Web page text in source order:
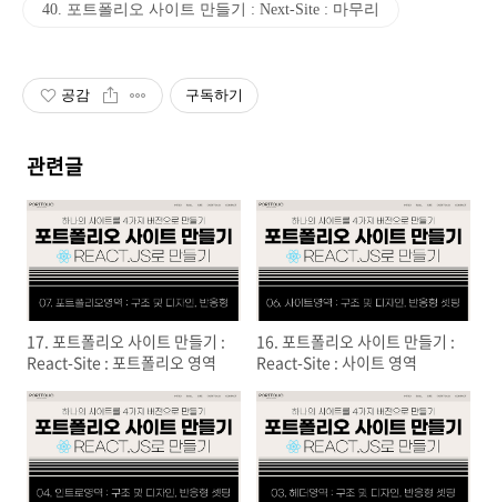
40. 포트폴리오 사이트 만들기 : Next-Site : 마무리
공감 구독하기
관련글
17. 포트폴리오 사이트 만들기 :
React-Site : 포트폴리오 영역
16. 포트폴리오 사이트 만들기 :
React-Site : 사이트 영역